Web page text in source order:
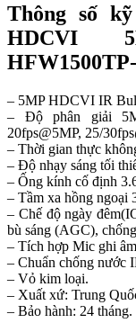
Thông số
HDCVI
– 5MP HDCVI IR
– Độ phân giải
20fps@5MP, 25/
– Thời gian thực
– Độ nhạy sáng tối
– Ống kính cố định
– Tầm xa hồng ngoại
– Chế độ ngày
bù sáng (AGC),
– Tích hợp Mic ghi
– Chuẩn chống nước
– Vỏ kim loại.
– Xuất xứ: Trung
– Bảo hành: 24 tháng.